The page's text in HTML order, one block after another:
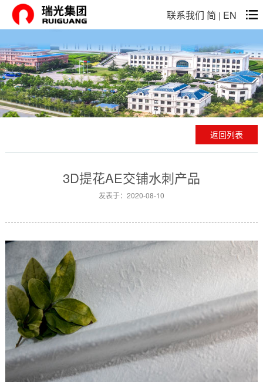
联系我们 简 | EN
返回列表
3D提花AE交铺水刺产品
发表于：2020-08-10